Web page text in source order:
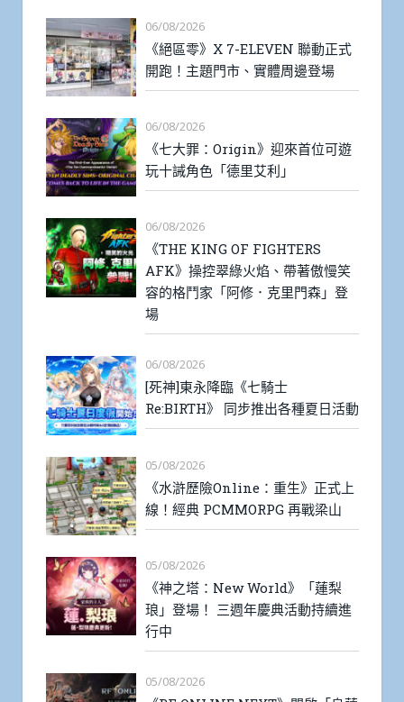
06/08/2026
《絕區零》X 7-ELEVEN 聯動正式
開跑！主題門市、實體周邊登場
06/08/2026
《七大罪：Origin》迎來首位可遊
玩十誡角色「德里艾利」
06/08/2026
《THE KING OF FIGHTERS
AFK》操控翠綠火焰、帶著傲慢笑
容的格鬥家「阿修．克里門森」登
場
06/08/2026
[死神]東永降臨《七騎士
Re:BIRTH》 同步推出各種夏日活動
05/08/2026
《水滸歷險Online：重生》正式上
線！經典 PCMMORPG 再戰梁山
05/08/2026
《神之塔：New World》「蓮梨
琅」登場！ 三週年慶典活動持續進
行中
05/08/2026